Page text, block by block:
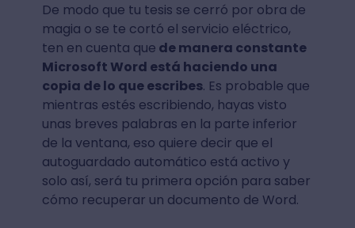
De modo que tu tesis se cerró por obra de
magia o se te cortó el servicio eléctrico,
ten en cuenta que de manera constante
Microsoft Word está haciendo una
copia de lo que escribes. Es probable que
mientras estés escribiendo, hayas visto
unas breves palabras en la parte inferior
de la ventana, eso quiere decir que el
autoguardado automático está activo y
solo así, será tu primera opción para saber
cómo recuperar un documento de Word.